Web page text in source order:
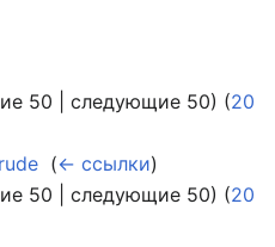
50 | следующие 50) (20
(← ссылки)
50 | следующие 50) (20